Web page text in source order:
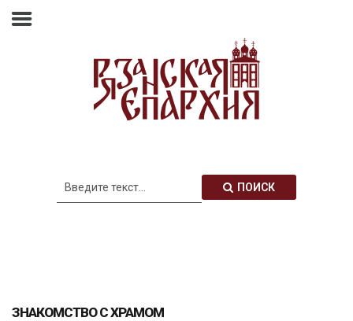
Митрополия ПОИСК
ЗНАКОМСТВО С ХРАМОМ